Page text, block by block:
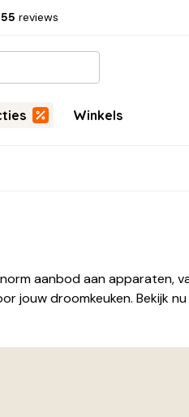
reviews
Winkels
aanbod aan apparaten,
jouw droomkeuken. Bekijk